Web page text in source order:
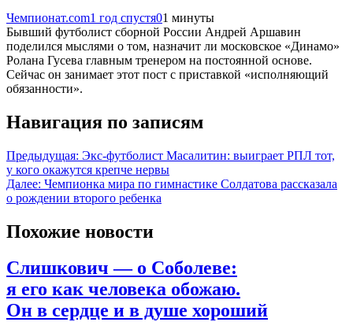
Чемпионат.com1 год спустя01 минуты
Бывший футболист сборной России Андрей Аршавин
поделился мыслями о том, назначит ли московское «Динамо»
Ролана Гусева главным тренером на постоянной основе.
Сейчас он занимает этот пост с приставкой «исполняющий
обязанности».
Навигация по записям
Предыдущая: Экс-футболист Масалитин: выиграет РПЛ тот,
у кого окажутся крепче нервы
Далее: Чемпионка мира по гимнастике Солдатова рассказала
о рождении второго ребенка
Похожие новости
Слишкович — о Соболеве:
я его как человека обожаю.
Он в сердце и в душе хороший